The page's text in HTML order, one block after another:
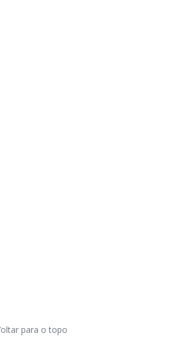
para o topo